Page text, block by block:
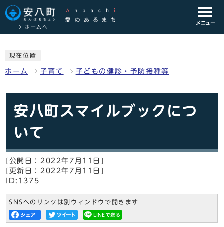
ホームへ
メニュー
現在位置
ホーム 子育て 子どもの健診・予防接種等
安八町スマイルブックにつ
いて
[公開日：2022年7月11日]
[更新日：2022年7月11日]
ID:1375
SNSへのリンクは別ウィンドウで開きます